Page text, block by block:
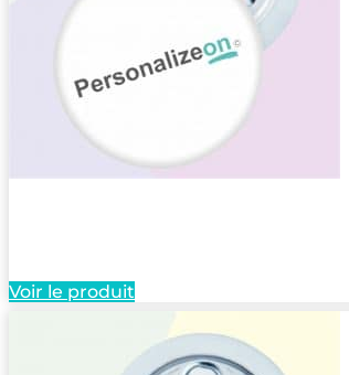
Voir le produit